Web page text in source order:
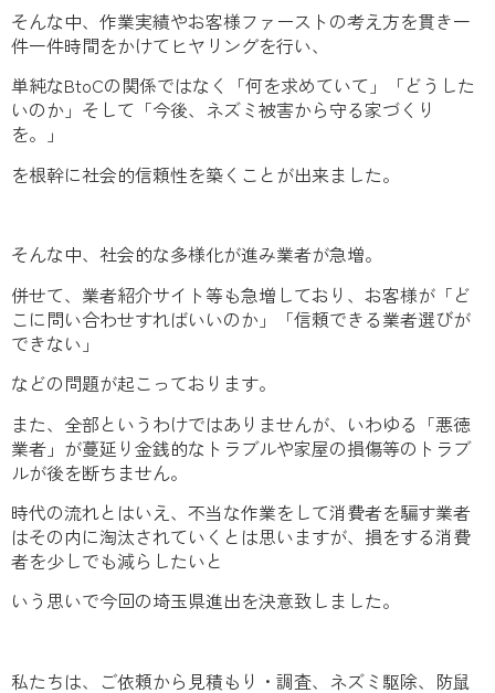
そんな中、作業実績やお客様ファーストの考え方を貫き一
件一件時間をかけてヒヤリングを行い、
単純なBtoCの関係ではなく「何を求めていて」「どうした
いのか」そして「今後、ネズミ被害から守る家づくり
を。」
を根幹に社会的信頼性を築くことが出来ました。
そんな中、社会的な多様化が進み業者が急増。
併せて、業者紹介サイト等も急増しており、お客様が「ど
こに問い合わせすればいいのか」「信頼できる業者選びが
できない」
などの問題が起こっております。
また、全部というわけではありませんが、いわゆる「悪徳
業者」が蔓延り金銭的なトラブルや家屋の損傷等のトラブ
ルが後を断ちません。
時代の流れとはいえ、不当な作業をして消費者を騙す業者
はその内に淘汰されていくとは思いますが、損をする消費
者を少しでも減らしたいと
いう思いで今回の埼玉県進出を決意致しました。
私たちは、ご依頼から見積もり・調査、ネズミ駆除、防鼠